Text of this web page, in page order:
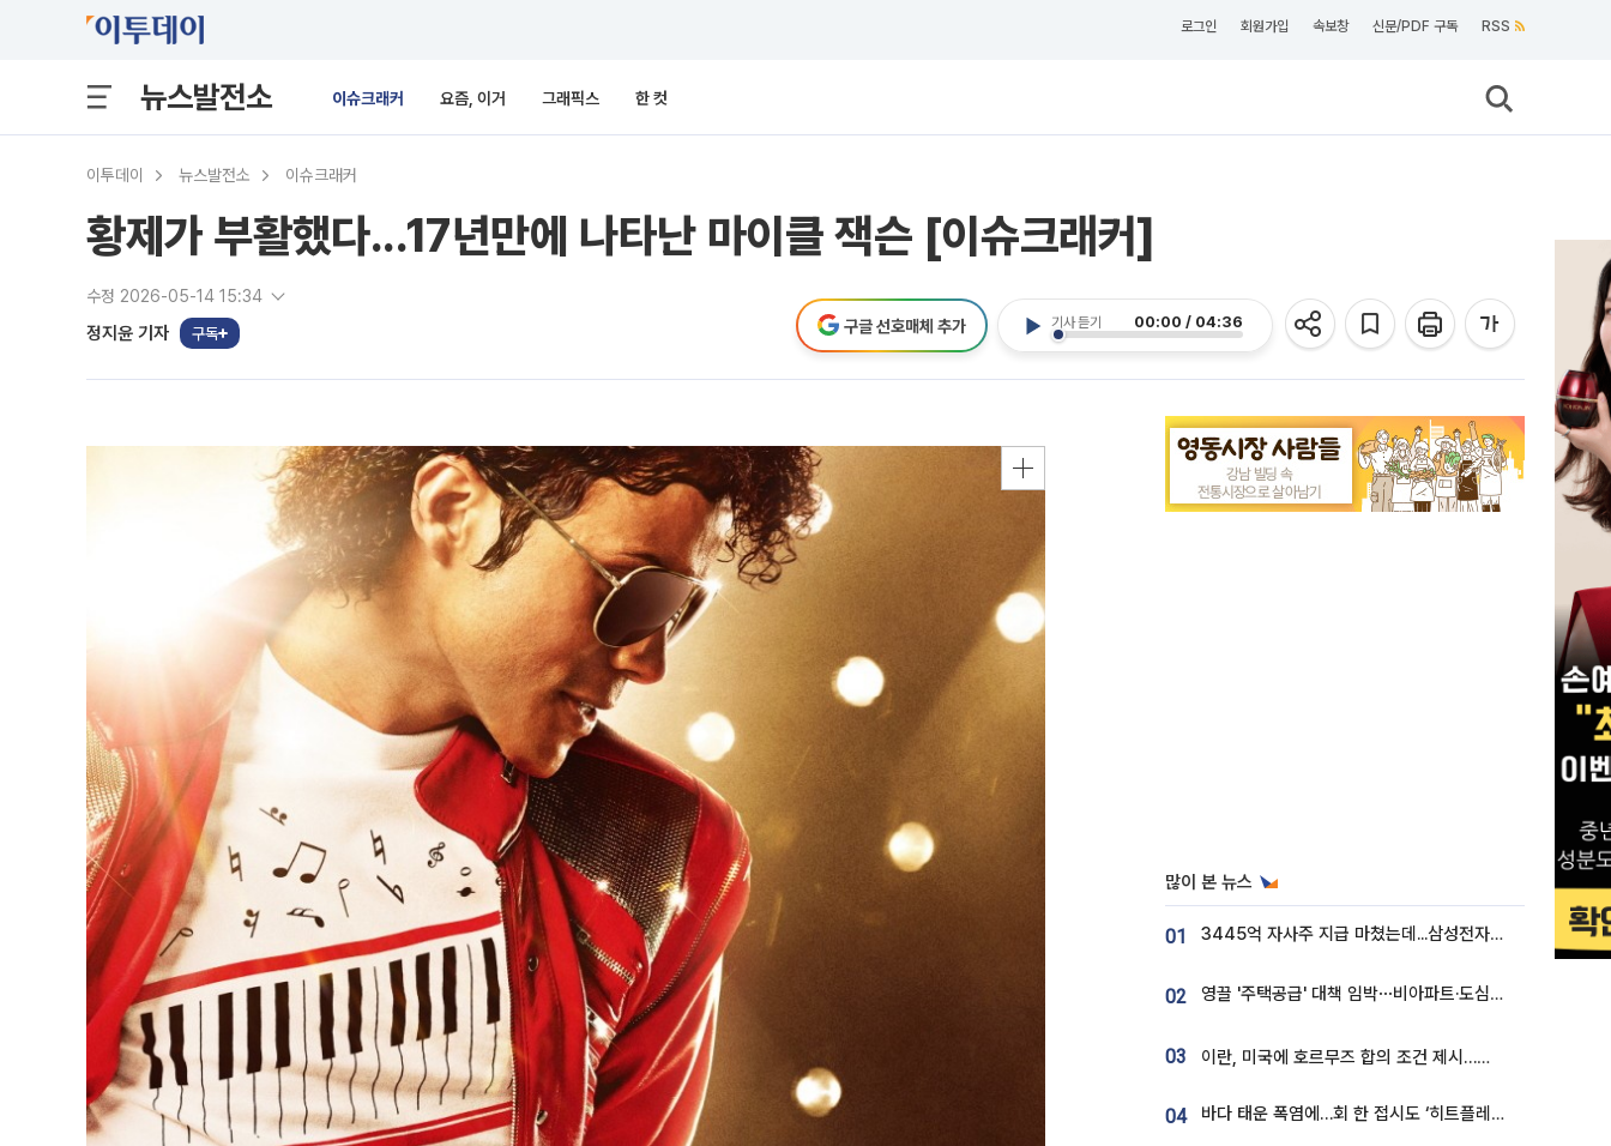
로그인 회원가입 속보창 신문/PDF 구독 RSS
뉴스발전소 이슈크래커 요즘, 이거 그래픽스 한 컷
이투데이 뉴스발전소 이슈크래커
황제가 부활했다...17년만에 나타난 마이클 잭슨 [이슈크래커]
수정 2026-05-14 15:34
정지윤 기자 구독
기사 듣기 00:00 / 04:36
구글 선호매체 추가
많이 본 뉴스
01 3445억 자사주 지급 마쳤는데...삼성전자 DX노조, 뒤늦은 '떼쓰기 집회'
02 영끌 '주택공급' 대책 임박⋯비아파트·도심복합까지 총동원
03 이란, 미국에 호르무즈 합의 조건 제시…美 “경기 아직 안 끝나” [종합]
04 바다 태운 폭염에…회 한 접시도 ‘히트플레이션’